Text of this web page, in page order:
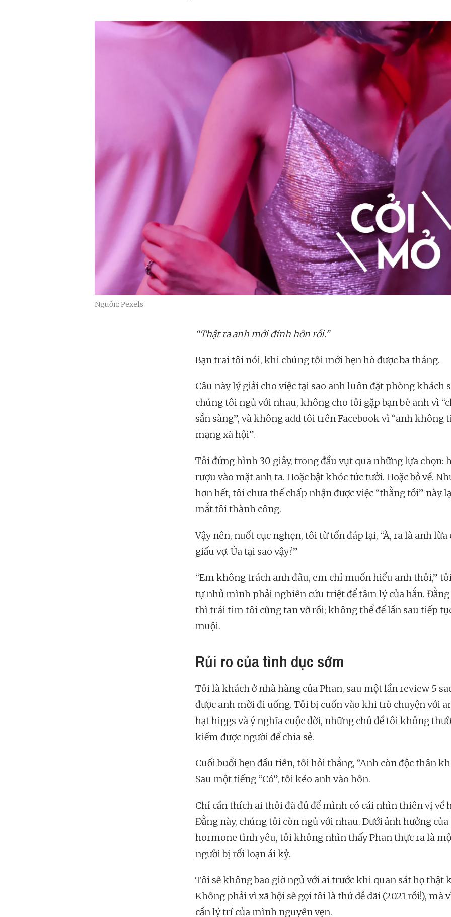
Nguồn: Pexels
“Thật ra anh mới đính hôn rồi.”
Bạn trai tôi nói, khi chúng tôi mới hẹn hò được ba tháng.
Câu này lý giải cho việc tại sao anh luôn đặt phòng khách
chúng tôi ngủ với nhau, không cho tôi gặp bạn bè anh vì
sẵn sàng”, và không add tôi trên Facebook vì “anh không
mạng xã hội”.
Tôi đứng hình 30 giây, trong đầu vụt qua những lựa chọn:
rượu vào mặt anh ta. Hoặc bật khóc tức tưởi. Hoặc bỏ về.
hơn hết, tôi chưa thể chấp nhận được việc “thằng tồi” này
mắt tôi thành công.
Vậy nên, nuốt cục nghẹn, tôi từ tốn đáp lại, “À, ra là anh lừa
giấu vợ. Ủa tại sao vậy?”
“Em không trách anh đâu, em chỉ muốn hiểu anh thôi,”
tự nhủ mình phải nghiên cứu triệt để tâm lý của hắn.
thì trái tim tôi cũng tan vỡ rồi; không thể để lần sau tiếp
muội.
Rủi ro của tình dục sớm
Tôi là khách ở nhà hàng của Phan, sau một lần review 5
được anh mời đi uống. Tôi bị cuốn vào khi trò chuyện với
hạt higgs và ý nghĩa cuộc đời, những chủ đề tôi không
kiếm được người để chia sẻ.
Cuối buổi hẹn đầu tiên, tôi hỏi thẳng, “Anh còn độc thân
Sau một tiếng “Có”, tôi kéo anh vào hôn.
Chỉ cần thích ai thôi đã đủ để mình có cái nhìn thiên vị về
Đằng này, chúng tôi còn ngủ với nhau. Dưới ảnh hưởng của
hormone tình yêu, tôi không nhìn thấy Phan thực ra là
người bị rối loạn ái kỷ.
Tôi sẽ không bao giờ ngủ với ai trước khi quan sát họ thật
Không phải vì xã hội sẽ gọi tôi là thứ dễ dãi (2021 rồi!), mà
cần lý trí của mình nguyên vẹn.